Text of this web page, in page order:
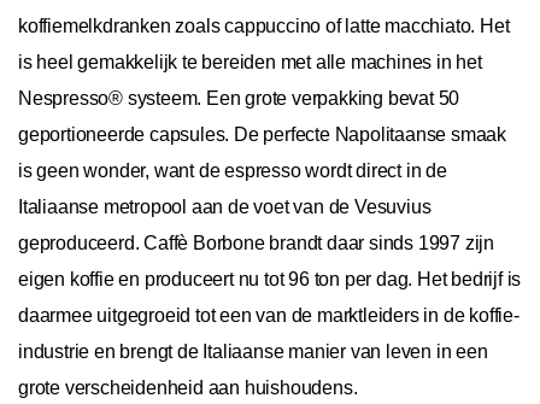
koffiemelkdranken zoals cappuccino of latte macchiato. Het
is heel gemakkelijk te bereiden met alle machines in het
Nespresso® systeem. Een grote verpakking bevat 50
geportioneerde capsules. De perfecte Napolitaanse smaak
is geen wonder, want de espresso wordt direct in de
Italiaanse metropool aan de voet van de Vesuvius
geproduceerd. Caffè Borbone brandt daar sinds 1997 zijn
eigen koffie en produceert nu tot 96 ton per dag. Het bedrijf is
daarmee uitgegroeid tot een van de marktleiders in de koffie-
industrie en brengt de Italiaanse manier van leven in een
grote verscheidenheid aan huishoudens.